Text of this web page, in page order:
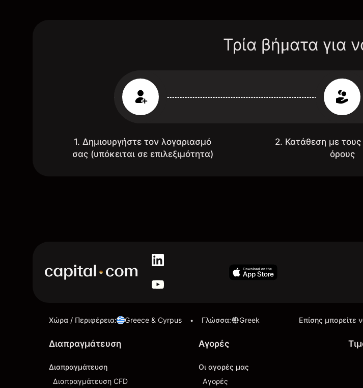
Τρία βήματα για
1. Δημιουργήστε τον λογαριασμό
σας (υπόκειται σε επιλεξιμότητα)
2. Κατάθεση με τους
όρους
Χώρα / Περιφέρεια: Greece & Cyrpus • Γλώσσα: Greek Επίσης μπορείτε
Διαπραγμάτευση
Διαπραγμάτευση
Διαπραγμάτευση CFD
Αγορές
Οι αγορές μας
Αγορές